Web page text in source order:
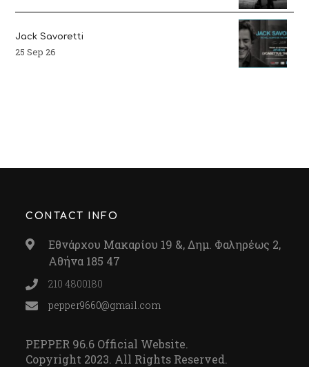
Jack Savoretti
25 Sep 26
CONTACT INFO
Εθνάρχου Μακαρίου 19 &, Δημ. Φαληρέως 2,
Αθήνα 185 47
210 4800180
pepper9660@gmail.com
PEPPER 96.6 Official Website.
Copyright 2023. All Rights Reserved.